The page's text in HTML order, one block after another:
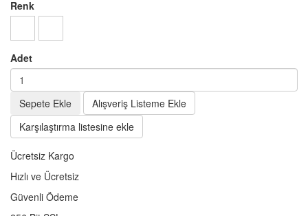
Renk
Adet
Sepete Ekle
Alışveriş Listeme Ekle
Karşılaştırma listesine ekle
Ücretsiz Kargo
Hızlı ve Ücretsiz
Güvenli Ödeme